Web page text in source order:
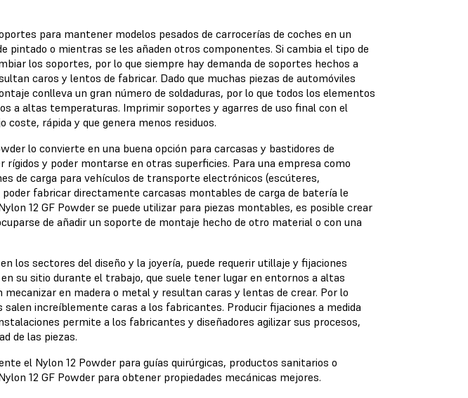
para mantener modelos pesados de carrocerías de coches en un
pintado o mientras se les añaden otros componentes. Si cambia el tipo de
los soportes, por lo que siempre hay demanda de soportes hechos a
caros y lentos de fabricar. Dado que muchas piezas de automóviles
conlleva un gran número de soldaduras, por lo que todos los elementos
a altas temperaturas. Imprimir soportes y agarres de uso final con el
coste, rápida y que genera menos residuos.
lo convierte en una buena opción para carcasas y bastidores de
y poder montarse en otras superficies. Para una empresa como
de carga para vehículos de transporte electrónicos (escúteres,
fabricar directamente carcasas montables de carga de batería le
12 GF Powder se puede utilizar para piezas montables, es posible crear
de añadir un soporte de montaje hecho de otro material o con una
los sectores del diseño y la joyería, puede requerir utillaje y fijaciones
su sitio durante el trabajo, que suele tener lugar en entornos a altas
en madera o metal y resultan caras y lentas de crear. Por lo
increíblemente caras a los fabricantes. Producir fijaciones a medida
permite a los fabricantes y diseñadores agilizar sus procesos,
de las piezas.
el Nylon 12 Powder para guías quirúrgicas, productos sanitarios o
12 GF Powder para obtener propiedades mecánicas mejores.